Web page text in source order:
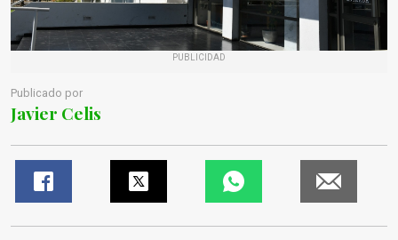
PUBLICIDAD
Publicado por
Javier Celis